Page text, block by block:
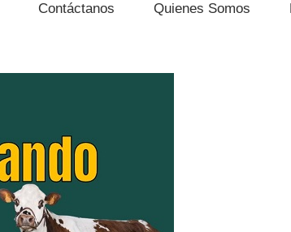
Contáctanos Quienes Somos